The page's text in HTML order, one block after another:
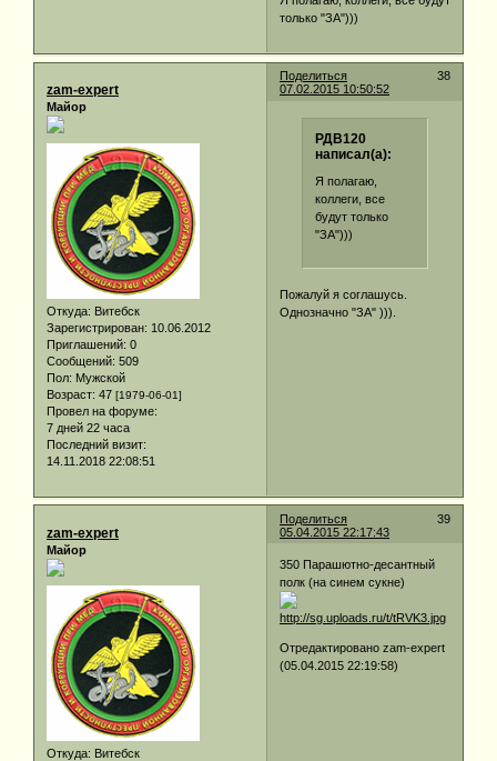
только "ЗА")))
Поделиться
38
07.02.2015 10:50:52
zam-expert
Майор
Откуда: Витебск
Зарегистрирован: 10.06.2012
Приглашений: 0
Сообщений: 509
Пол: Мужской
Возраст: 47 [1979-06-01]
Провел на форуме:
7 дней 22 часа
Последний визит:
14.11.2018 22:08:51
РДВ120
написал(а):
Я полагаю,
коллеги, все
будут только
"ЗА")))
Пожалуй я соглашусь.
Однозначно "ЗА" ))).
Поделиться
39
05.04.2015 22:17:43
zam-expert
Майор
Откуда: Витебск
350 Парашютно-десантный
полк (на синем сукне)
Отредактировано zam-expert
(05.04.2015 22:19:58)